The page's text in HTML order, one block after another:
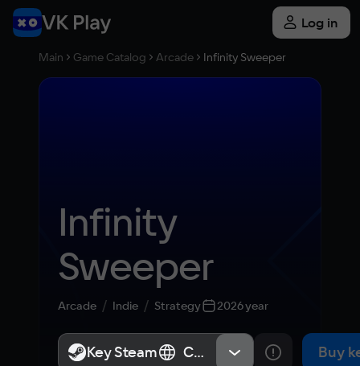
Log in
Main Game Catalog Arcade Infinity Sweeper
Infinity
Sweeper
Arcade Indie Strategy 2026 year
Key Steam СНГ, Россия Buy
Key Steam СНГ, Россия